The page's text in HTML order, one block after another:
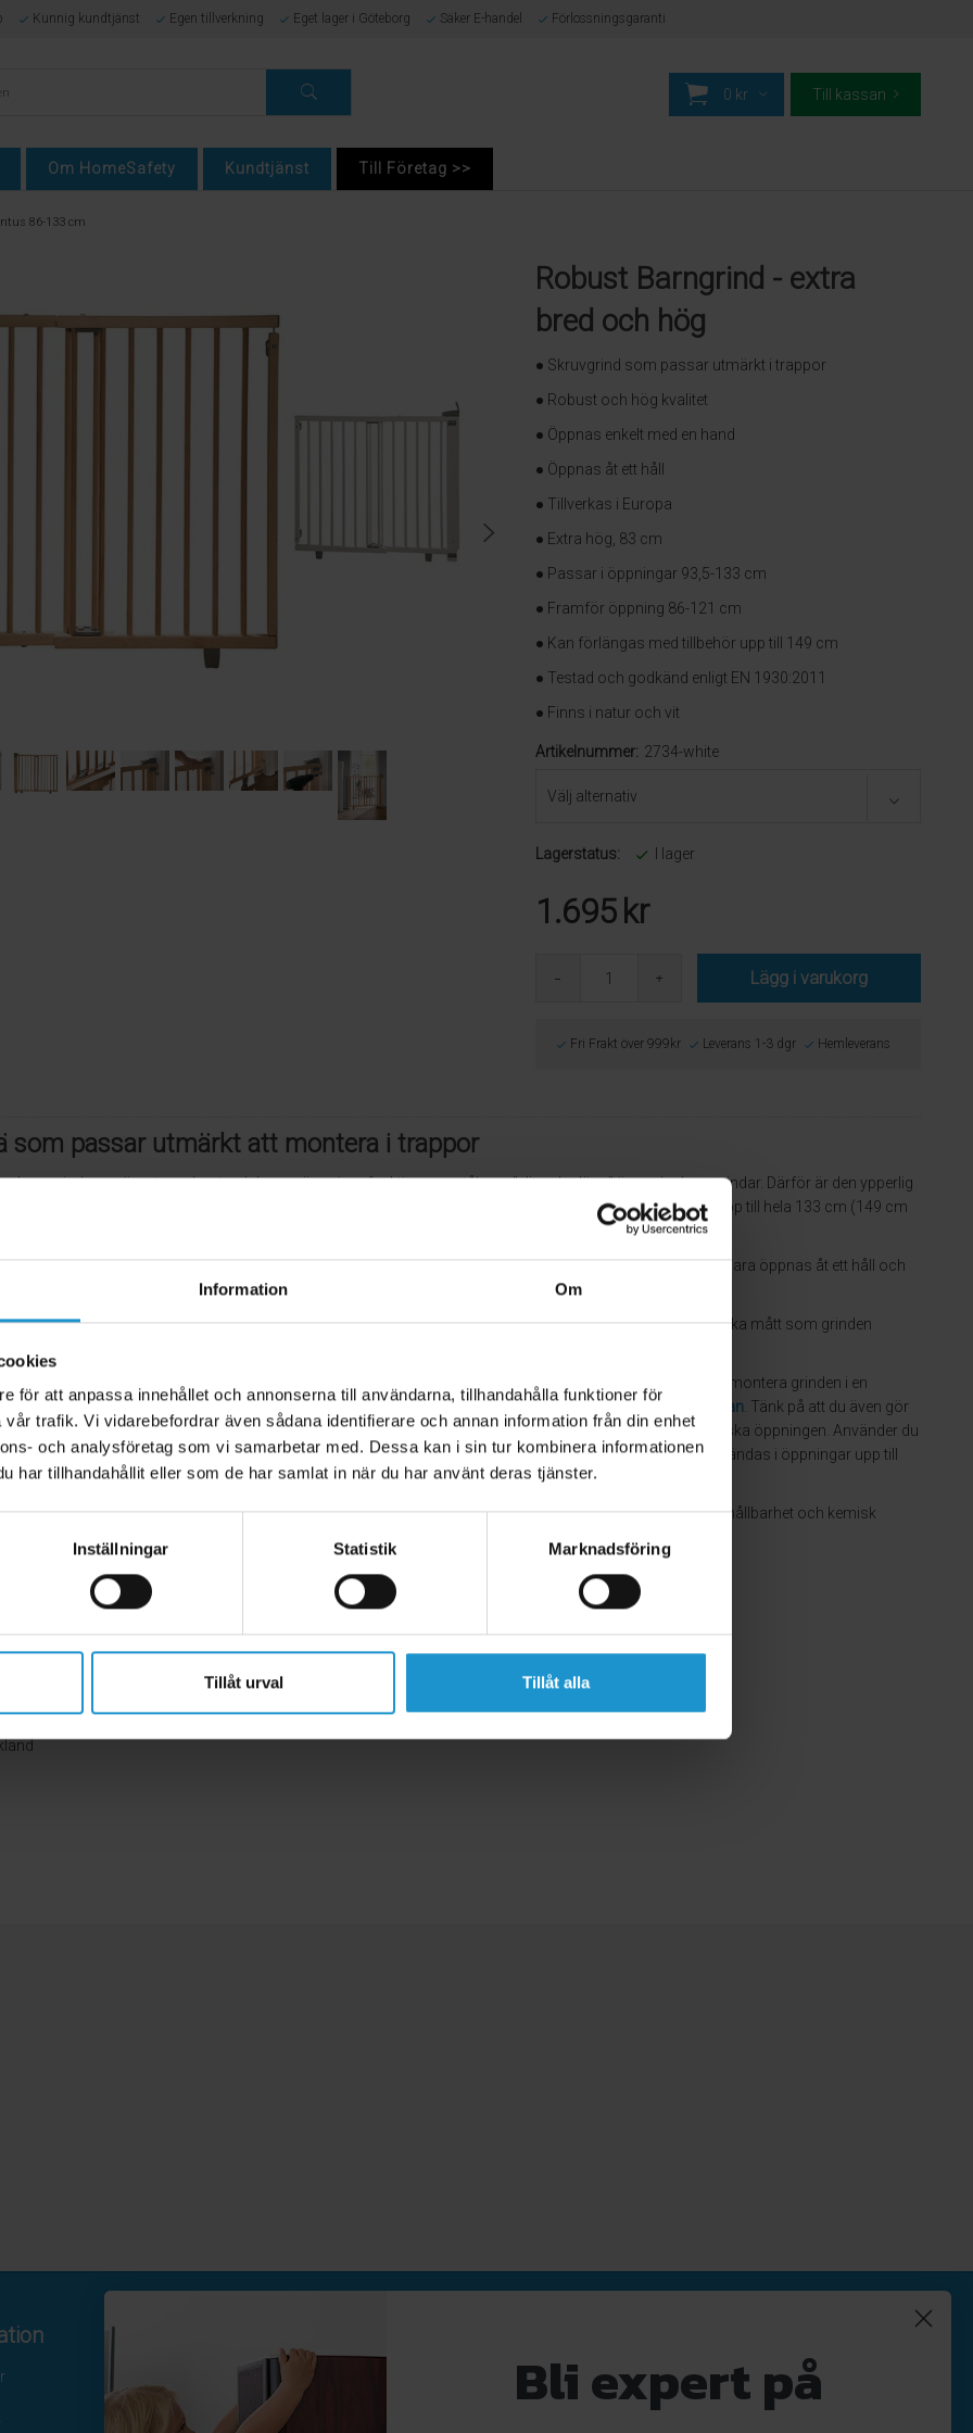
Information Om
för att anpassa innehållet och annonserna till användarna, tillhandahålla funktioner för
trafik. Vi vidarebefordrar även sådana identifierare och annan information från din enhet
och analysföretag som vi samarbetar med. Dessa kan i sin tur kombinera informationen
har tillhandahållit eller som de har samlat in när du har använt deras tjänster.
Inställningar Statistik Marknadsföring
Tillåt urval Tillåt alla
Kunnig kundtjänst Egen tillverkning Eget lager i Göteborg Säker E-handel Förlossningsgaranti
Om HomeSafety Kundtjänst Till Företag >>
Till kassan
0 kr
86-133 cm
Robust Barngrind - extra
bred och hög
● Skruvgrind som passar utmärkt i trappor
● Robust och hög kvalitet
● Öppnas enkelt med en hand
● Öppnas åt ett håll
● Tillverkas i Europa
● Extra hög, 83 cm
● Passar i öppningar 93,5-133 cm
● Framför öppning 86-121 cm
● Kan förlängas med tillbehör upp till 149 cm
● Testad och godkänd enligt EN 1930:2011
● Finns i natur och vit
Artikelnummer: 2734-white
Lagerstatus: I lager
1.695 kr
Lägg i varukorg
Fri Frakt över 999kr Leverans 1-3 dgr Hemleverans
som passar utmärkt att montera i trappor
barngrind som är extra robust och har en öppningsfunktion som tål mer "slit och släng" än andra barngrindar. Därför är den ypperlig
man vill ha lite extra säkerhet. Den är även något högre än andra barngrindar, 83 cm, och kan förlängas upp till hela 133 cm (149 cm
har den två stöd som är skonsamma mot gångjärnen om barnet skulle klättra på grinden.
krävs att man trycker in knappen och samtidigt lyfter grinden. Den öppnas enkelt med en hand och kan bara öppnas åt ett håll och
montera högst upp i en trappa.
enkel och den kan monteras både i öppningen och framför öppningen. Se mer information kring mellan vilka mått som grinden
mot en stolpe, spaljé eller räcke på trappan så kan du behöva köpa
SafetyBoard Samuel
. Ska du istället montera grinden i en
avstånd i ovankant och nederkant, exempelvis vid en sockel, så kan du behöva köpaSafetyBoard Jonathan . Tänk på att du även gör
dessa produkter så om du har en större öppning än 133 cm så kan du använda dessa tillbehör för att minska öppningen. Använder du
Jonathan på varje sida så minskar öppningen med 16 cm vilket innebär att SafetyGate Pontus kan användas i öppningar upp till
den europeiska standarden för barngrindar, EN1930:2011 och är GS-certificerad via Tüv för stabilitet, hållbarhet och kemisk
93,5-133 cm (Kan förlängas med tillbehör som köps separat upp till 149 cm)
Hamngatan 19
172 66 Sundbyberg
Registrera Avregistrera
Bli expert på